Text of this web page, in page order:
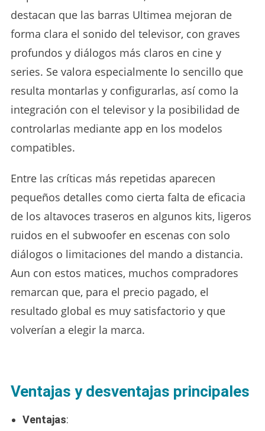
destacan que las barras Ultimea mejoran de
forma clara el sonido del televisor, con graves
profundos y diálogos más claros en cine y
series. Se valora especialmente lo sencillo que
resulta montarlas y configurarlas, así como la
integración con el televisor y la posibilidad de
controlarlas mediante app en los modelos
compatibles.
Entre las críticas más repetidas aparecen
pequeños detalles como cierta falta de eficacia
de los altavoces traseros en algunos kits, ligeros
ruidos en el subwoofer en escenas con solo
diálogos o limitaciones del mando a distancia.
Aun con estos matices, muchos compradores
remarcan que, para el precio pagado, el
resultado global es muy satisfactorio y que
volverían a elegir la marca.
Ventajas y desventajas principales
Ventajas: